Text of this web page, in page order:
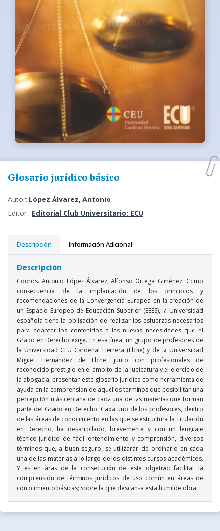
Glosario jurídico básico
Autor: López Álvarez, Antonio
Editor : Editorial Club Universitario: ECU
Descripción Información Adicional
Descripción
Coords. Antonio López Álvarez, Alfonso Ortega Giménez. Como
consecuencia de la implantación de los principios y
recomendaciones de la Convergencia Europea en la creación de
un Espacio Europeo de Educación Superior (EEES), la Universidad
española tiene la obligación de realizar los esfuerzos necesarios
para adaptar los contenidos a las nuevas necesidades que el
Grado en Derecho exige. En esa línea, un grupo de profesores de
la Universidad CEU Cardenal Herrera (Elche) y de la Universidad
Miguel Hernández de Elche, junto con profesionales de
reconocido prestigio en el ámbito de la judicatura y el ejercicio de
la abogacía, presentan este glosario jurídico como herramienta de
ayuda en la comprensión de aquellos términos que posibilitan una
percepción más cercana de cada una de las materias que forman
parte del Grado en Derecho. Cada uno de los profesores, dentro
de las áreas de conocimiento en las que se estructura la Titulación
en Derecho, ha desarrollado, brevemente y con un lenguaje
técnico-jurídico de fácil entendimiento y comprensión, diversos
términos que, a buen seguro, se utilizarán de ordinario en cada
una de las materias a lo largo de los distintos cursos académicos.
Y es en aras de la consecución de este objetivo: facilitar la
comprensión de términos jurídicos de uso común en áreas de
conocimiento básicas; sobre la que descansa esta humilde obra.